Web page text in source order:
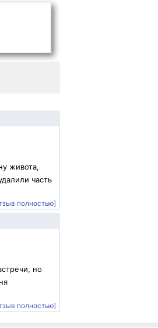
живота,
часть
полностью]
но
полностью]